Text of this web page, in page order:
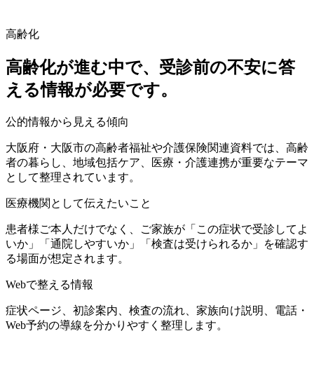
高齢化
高齢化が進む中で、受診前の不安に答
える情報が必要です。
公的情報から見える傾向
大阪府・大阪市の高齢者福祉や介護保険関連資料では、高齢
者の暮らし、地域包括ケア、医療・介護連携が重要なテーマ
として整理されています。
医療機関として伝えたいこと
患者様ご本人だけでなく、ご家族が「この症状で受診してよ
いか」「通院しやすいか」「検査は受けられるか」を確認す
る場面が想定されます。
Webで整える情報
症状ページ、初診案内、検査の流れ、家族向け説明、電話・
Web予約の導線を分かりやすく整理します。